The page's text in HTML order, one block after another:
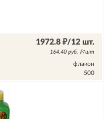
1972.8 ₽/12 шт.
164.40 руб. ₽/шт
флакон
500